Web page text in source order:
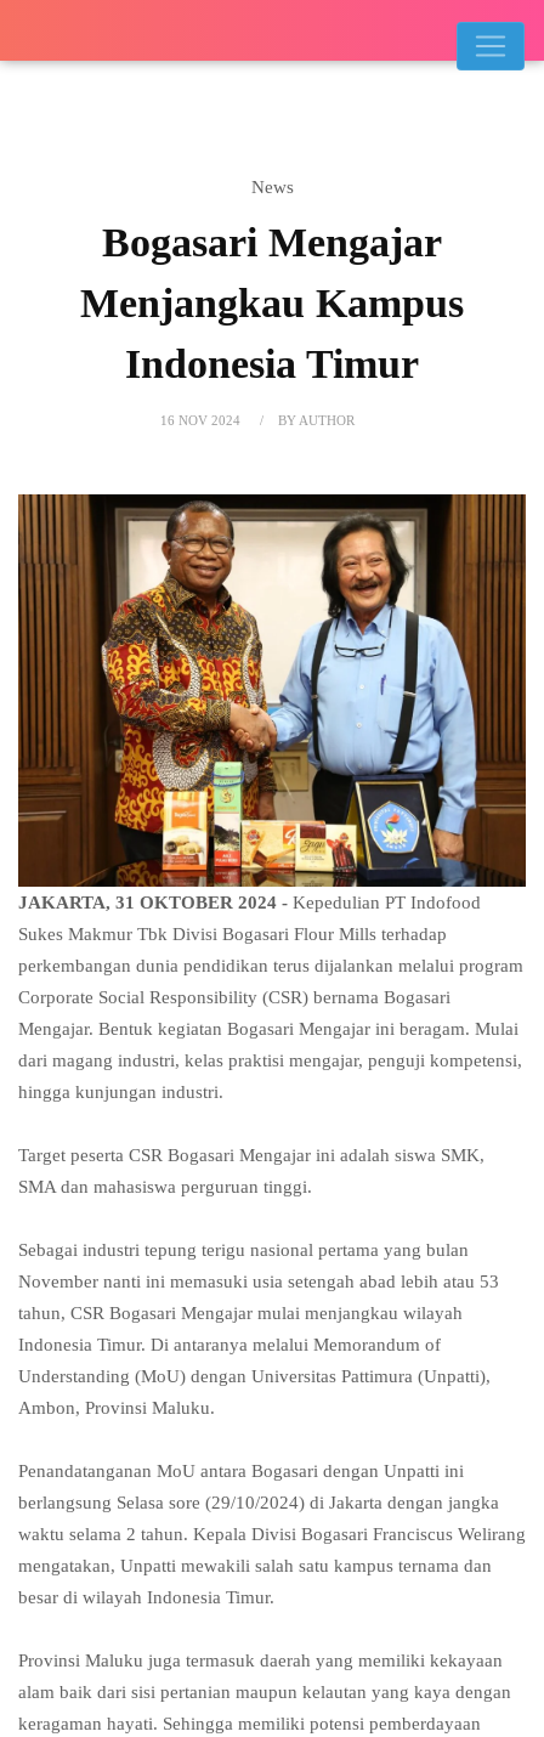
News
Bogasari Mengajar
Menjangkau Kampus
Indonesia Timur
16 NOV 2024 BY AUTHOR
JAKARTA, 31 OKTOBER 2024 - Kepedulian PT Indofood
Sukes Makmur Tbk Divisi Bogasari Flour Mills terhadap
perkembangan dunia pendidikan terus dijalankan melalui program
Corporate Social Responsibility (CSR) bernama Bogasari
Mengajar. Bentuk kegiatan Bogasari Mengajar ini beragam. Mulai
dari magang industri, kelas praktisi mengajar, penguji kompetensi,
hingga kunjungan industri.
Target peserta CSR Bogasari Mengajar ini adalah siswa SMK,
SMA dan mahasiswa perguruan tinggi.
Sebagai industri tepung terigu nasional pertama yang bulan
November nanti ini memasuki usia setengah abad lebih atau 53
tahun, CSR Bogasari Mengajar mulai menjangkau wilayah
Indonesia Timur. Di antaranya melalui Memorandum of
Understanding (MoU) dengan Universitas Pattimura (Unpatti),
Ambon, Provinsi Maluku.
Penandatanganan MoU antara Bogasari dengan Unpatti ini
berlangsung Selasa sore (29/10/2024) di Jakarta dengan jangka
waktu selama 2 tahun. Kepala Divisi Bogasari Franciscus Welirang
mengatakan, Unpatti mewakili salah satu kampus ternama dan
besar di wilayah Indonesia Timur.
Provinsi Maluku juga termasuk daerah yang memiliki kekayaan
alam baik dari sisi pertanian maupun kelautan yang kaya dengan
keragaman hayati. Sehingga memiliki potensi pemberdayaan